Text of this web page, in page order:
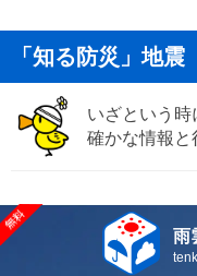
「知る防災」地震
いざという時
確かな情報と
雨